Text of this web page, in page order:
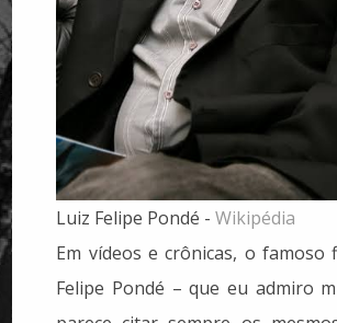
Luiz Felipe Pondé -Wikipédia
Em vídeos e crônicas, o famoso
Felipe Pondé – que eu admiro